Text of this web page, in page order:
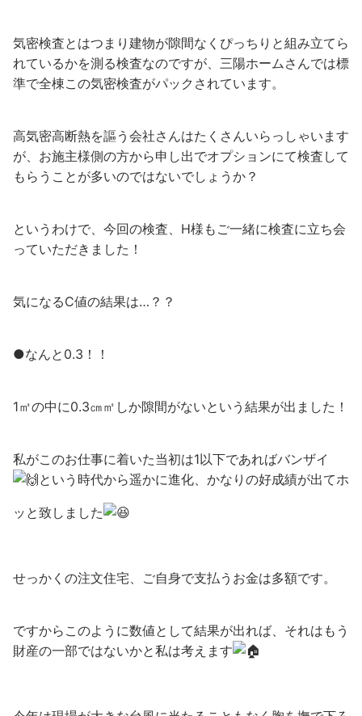
気密検査とはつまり建物が隙間なくぴっちりと組み立てら
れているかを測る検査なのですが、三陽ホームさんでは標
準で全棟この気密検査がパックされています。
高気密高断熱を謳う会社さんはたくさんいらっしゃいます
が、お施主様側の方から申し出でオプションにて検査して
もらうことが多いのではないでしょうか？
というわけで、今回の検査、H様もご一緒に検査に立ち会
っていただきました！
気になるC値の結果は…？？
●なんと0.3！！
1㎡の中に0.3㎝㎡しか隙間がないという結果が出ました！
私がこのお仕事に着いた当初は1以下であればバンザイ
という時代から遥かに進化、かなりの好成績が出てホ
ッと致しました
せっかくの注文住宅、ご自身で支払うお金は多額です。
ですからこのように数値として結果が出れば、それはもう
財産の一部ではないかと私は考えます